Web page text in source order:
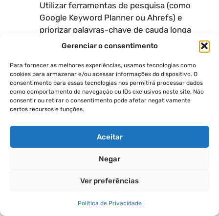
Gerenciar o consentimento
Para fornecer as melhores experiências, usamos tecnologias como
cookies para armazenar e/ou acessar informações do dispositivo. O
consentimento para essas tecnologias nos permitirá processar dados
como comportamento de navegação ou IDs exclusivos neste site. Não
consentir ou retirar o consentimento pode afetar negativamente
certos recursos e funções.
Aceitar
Negar
Ver preferências
Política de Privacidade
Utilizar ferramentas de pesquisa (como
Google Keyword Planner ou Ahrefs) e
priorizar palavras-chave de cauda longa
(mais específicas, com três ou mais
O sucesso no ambiente digital moderno reside na
união de SEO e AEO, criando conteúdo de alta
qualidade que é tecnicamente otimizado para
ambos os mundos.
Produtividade Digital
Curso Completo de Inteligência Artificial
Carreiras de Alto Pagamento e as Melhores